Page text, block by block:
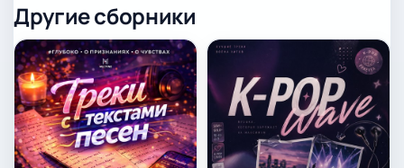
Другие сборники